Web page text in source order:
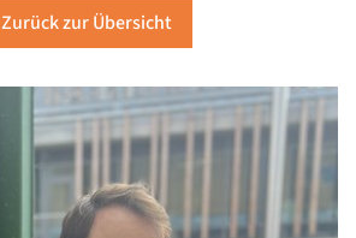
Zurück zur Übersicht